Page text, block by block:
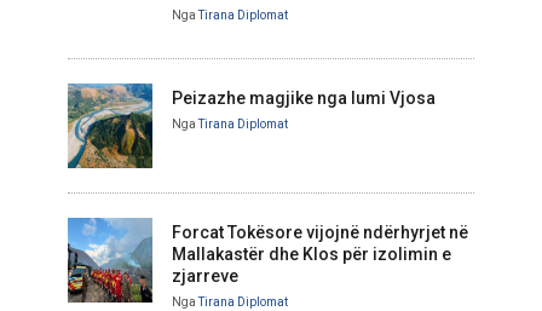
NgaTirana Diplomat
Peizazhe magjike nga lumi Vjosa
NgaTirana Diplomat
Forcat Tokësore vijojnë ndërhyrjet në
Mallakastër dhe Klos për izolimin e
zjarreve
NgaTirana Diplomat